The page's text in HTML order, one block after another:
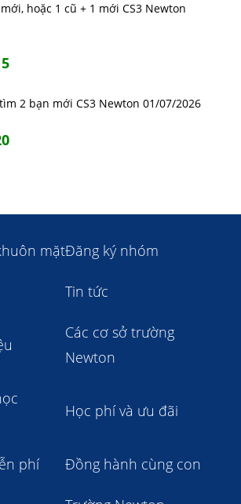
hoặc 1 cũ + 1 mới CS3 Newton
2 bạn mới CS3 Newton 01/07/2026
mặtĐăng ký nhóm
Tin tức
Các cơ sở trường
Newton
Học phí và ưu đãi
phí Đồng hành cùng con